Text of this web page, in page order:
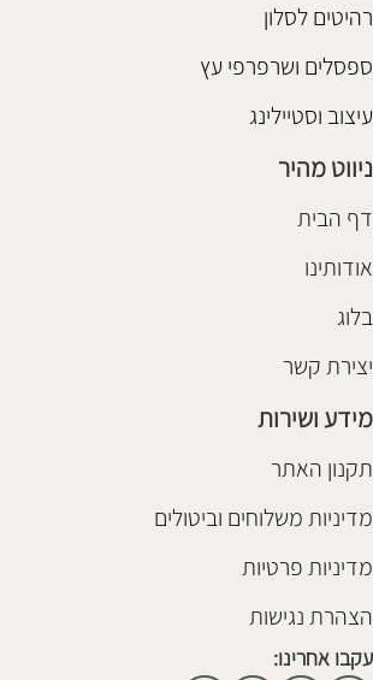
רהיטים לסלון
ספסלים ושרפרפי עץ
עיצוב וסטיילינג
ניווט מהיר
דף הבית
אודותינו
בלוג
יצירת קשר
מידע ושירות
תקנון האתר
מדיניות משלוחים וביטולים
מדיניות פרטיות
הצהרת נגישות
עקבו אחרינו: